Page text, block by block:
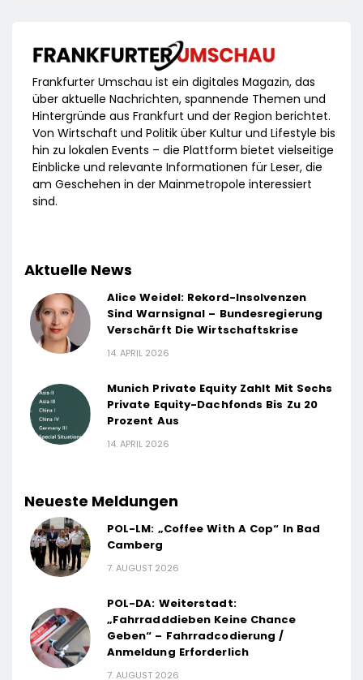
Frankfurter Umschau ist ein digitales Magazin, das
über aktuelle Nachrichten, spannende Themen und
Hintergründe aus Frankfurt und der Region berichtet.
Von Wirtschaft und Politik über Kultur und Lifestyle bis
hin zu lokalen Events – die Plattform bietet vielseitige
Einblicke und relevante Informationen für Leser, die
am Geschehen in der Mainmetropole interessiert
sind.
Aktuelle News
Alice Weidel: Rekord-Insolvenzen
Sind Warnsignal – Bundesregierung
Verschärft Die Wirtschaftskrise
14. APRIL 2026
Munich Private Equity Zahlt Mit Sechs
Private Equity-Dachfonds Bis Zu 20
Prozent Aus
14. APRIL 2026
Neueste Meldungen
POL-LM: „Coffee With A Cop“ In Bad
Camberg
7. AUGUST 2026
POL-DA: Weiterstadt:
„Fahrradddieben Keine Chance
Geben“ – Fahrradcodierung /
Anmeldung Erforderlich
7. AUGUST 2026